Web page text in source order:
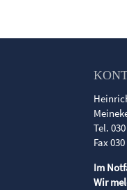
Tel.
Fax
Im
Wir